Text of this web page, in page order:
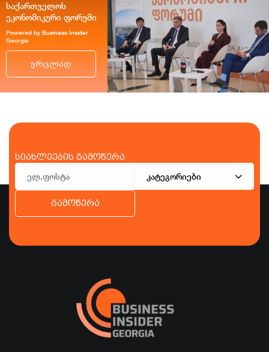
საქართველოს
ეკონომიკური ფორუმი
Powered by Business Insider
Georgia
ვრცლად
სიახლეების გამოწერა
კატეგორიები
გამოწერა